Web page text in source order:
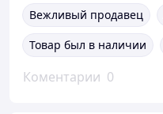
Вежливый продавец
Товар был в наличии
Коментарии 0